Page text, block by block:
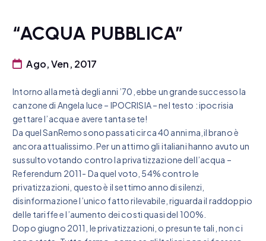
“ACQUA PUBBLICA”
Ago, Ven, 2017
Intorno alla metà degli anni ’70, ebbe un grande successo la
canzone di Angela luce – IPOCRISIA – nel testo : ipocrisia
gettare l’acqua e avere tanta sete!
Da quel SanRemo sono passati circa 40 anni ma,il brano è
ancora attualissimo. Per un attimo gli italiani hanno avuto un
sussulto votando contro la privatizzazione dell’acqua –
Referendum 2011- Da quel voto, 54% contro le
privatizzazioni, questo è il settimo anno di silenzi,
disinformazione l’unico fatto rilevabile, riguarda il raddoppio
delle tariffe e l’aumento dei costi quasi del 100%.
Dopo giugno 2011, le privatizzazioni, o presunte tali, non ci